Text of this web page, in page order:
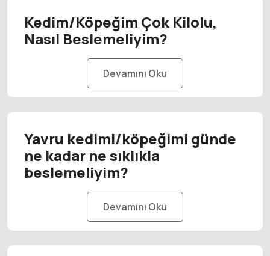
Kedim/Köpeğim Çok Kilolu,
Nasıl Beslemeliyim?
Devamını Oku
Yavru kedimi/köpeğimi günde
ne kadar ne sıklıkla
beslemeliyim?
Devamını Oku